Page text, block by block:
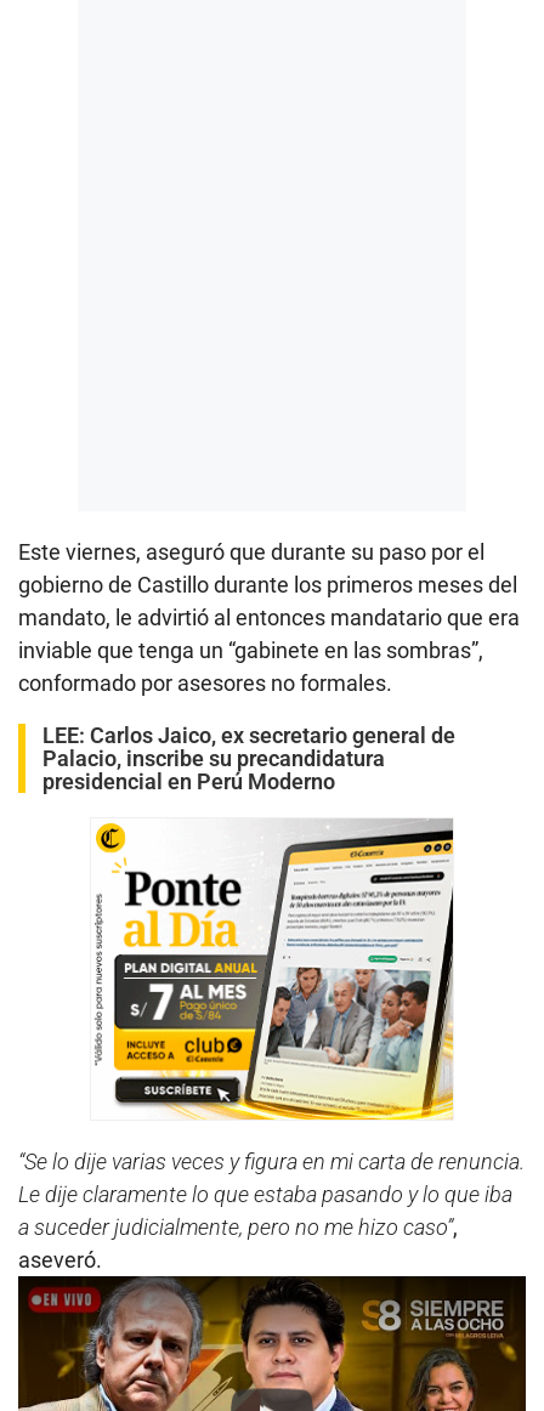
Este viernes, aseguró que durante su paso por el
gobierno de Castillo durante los primeros meses del
mandato, le advirtió al entonces mandatario que era
inviable que tenga un “gabinete en las sombras”,
conformado por asesores no formales.
LEE: Carlos Jaico, ex secretario general de
Palacio, inscribe su precandidatura
presidencial en Perú Moderno
“Se lo dije varias veces y figura en mi carta de renuncia.
Le dije claramente lo que estaba pasando y lo que iba
a suceder judicialmente, pero no me hizo caso”,
aseveró.